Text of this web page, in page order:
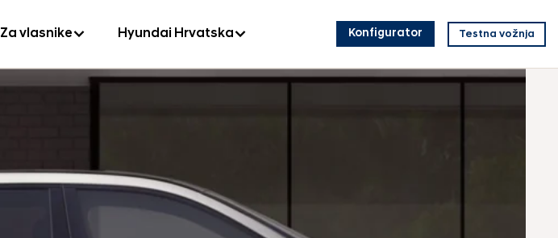
Za vlasnike Hyundai Hrvatska Konfigurator Testna vožnja